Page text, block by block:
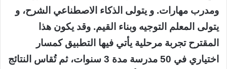
ومدرب مهارات. و يتولى الذكاء الاصطناعي الشرح، و
يتولى المعلم التوجيه وبناء القيم. وقد يكون هذا
المقترح تجربة مرحلية يأتي فيها التطبيق كمسار
اختياري في 50 مدرسة مدة 3 سنوات، ثم تُقاس النتائج